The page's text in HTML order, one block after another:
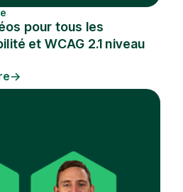
pour tous les
et WCAG 2.1 niveau